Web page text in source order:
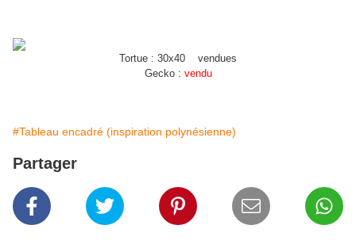
Tortue : 30x40 vendues
Gecko : vendu
#Tableau encadré (inspiration polynésienne)
Partager